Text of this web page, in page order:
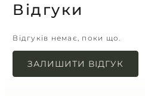
Відгуки
Відгуків немає, поки що.
ЗАЛИШИТИ ВІДГУК